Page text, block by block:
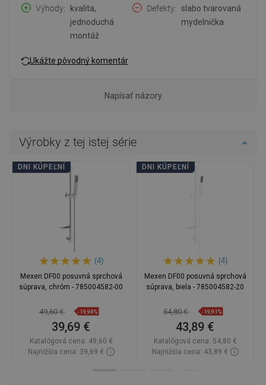
Výhody
kvalita,
jednoduchá
montáž
Defekty
slabo tvarovaná
mydelnička
Ukážte pôvodný komentár
Napísať názory
Výrobky z tej istej série
DNI KÚPEĽNÍ
(4)
Mexen DF00 posuvná sprchová
súprava, chróm - 785004582-00
49,60 € -19,98%
39,69 €
Katalógová cena: 49,60 €
Najnižšia cena: 39,69 €
DNI KÚPEĽNÍ
(4)
Mexen DF00 posuvná sprchová
súprava, biela - 785004582-20
54,80 € -19,91%
43,89 €
Katalógová cena: 54,80 €
Najnižšia cena: 43,89 €